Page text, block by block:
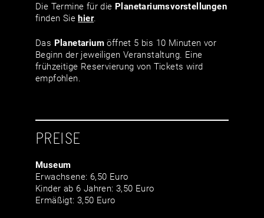
Die Termine für die Planetariumsvor­stellungen
finden Siehier.
Das Planetarium öffnet 5 bis 10 Minuten vor
Beginn der jeweiligen Veranstaltung. Eine
frühzeitige Reservierung von Tickets wird
empfohlen.
PREISE
Museum
Erwachsene: 6,50 Euro
Kinder ab 6 Jahren: 3,50 Euro
Ermäßigt: 3,50 Euro